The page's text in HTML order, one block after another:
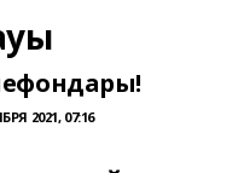
2021, 07:16